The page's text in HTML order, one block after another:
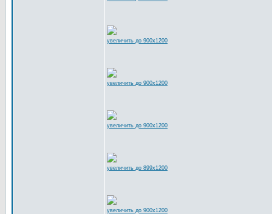
увеличить до 900x1200
увеличить до 900x1200
увеличить до 900x1200
увеличить до 899x1200
увеличить до 900x1200